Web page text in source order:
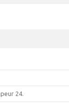
24.